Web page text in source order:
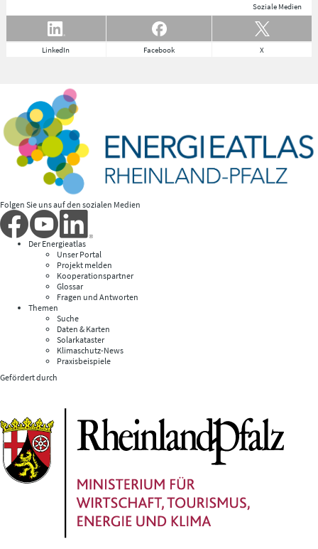
Soziale Medien
LinkedIn Facebook X
Folgen Sie uns auf den sozialen Medien
Der Energieatlas
Unser Portal
Projekt melden
Kooperationspartner
Glossar
Fragen und Antworten
Themen
Suche
Daten & Karten
Solarkataster
Klimaschutz-News
Praxisbeispiele
Gefördert durch